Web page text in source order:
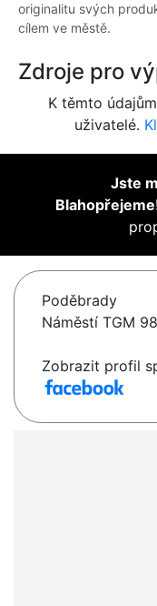
originalitu svých
cílem ve městě.
Zdroje pro
K těmto
uživatelé.
Jste
Poděbrady
Náměstí TGM
Zobrazit profil